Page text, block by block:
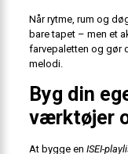
Når rytme, rum og
bare tapet – men et
farvepaletten og gør
melodi.
Byg din
værktøjer
At bygge en ISEI-